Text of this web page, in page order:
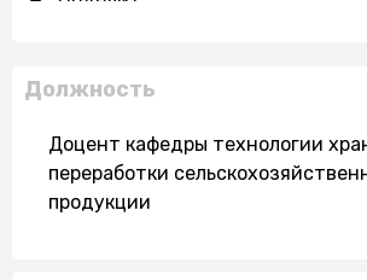
Должность
Доцент кафедры технологии
переработки
продукции